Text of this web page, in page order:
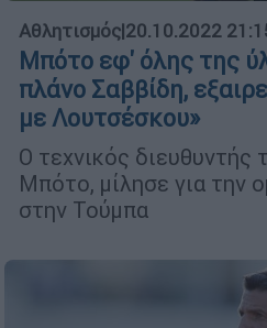
Αθλητισμός|20.10.2022
Μπότο εφ' όλης της
πλάνο Σαββίδη,
με Λουτσέσκου»
Ο τεχνικός
Μπότο, μίλησε για την
στην Τούμπα